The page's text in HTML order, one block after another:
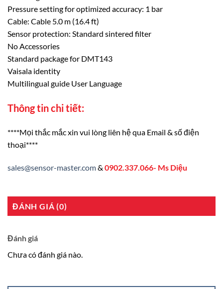
Pressure setting for optimized accuracy: 1 bar
Cable: Cable 5.0 m (16.4 ft)
Sensor protection: Standard sintered filter
No Accessories
Standard package for DMT143
Vaisala identity
Multilingual guide User Language
Thông tin chi tiết:
****Mọi thắc mắc xin vui lòng liên hệ qua Email & số điện
thoại****
sales@sensor-master.com& 0902.337.066- Ms Diệu
ĐÁNH GIÁ (0)
Đánh giá
Chưa có đánh giá nào.